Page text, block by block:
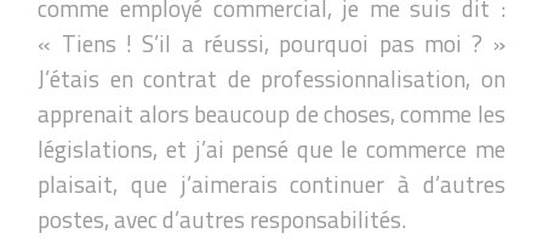
comme employé commercial, je me suis dit :
« Tiens ! S’il a réussi, pourquoi pas moi ? »
J’étais en contrat de professionnalisation, on
apprenait alors beaucoup de choses, comme les
législations, et j’ai pensé que le commerce me
plaisait, que j’aimerais continuer à d’autres
postes, avec d’autres responsabilités.